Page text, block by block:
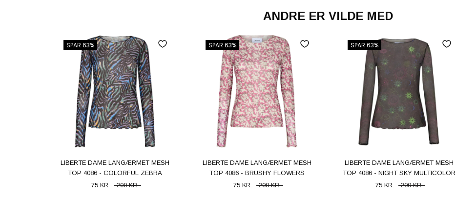
ANDRE ER VILDE MED
SPAR 63%
LIBERTE DAME LANGÆRMET MESH
TOP 4086 - COLORFUL ZEBRA
75 KR.
200 KR.
SPAR 63%
LIBERTE DAME LANGÆRMET MESH
TOP 4086 - BRUSHY FLOWERS
75 KR.
200 KR.
SPAR 63%
LIBERTE DAME LANGÆRMET MESH
TOP 4086 - NIGHT SKY MULTICOLOR
75 KR.
200 KR.